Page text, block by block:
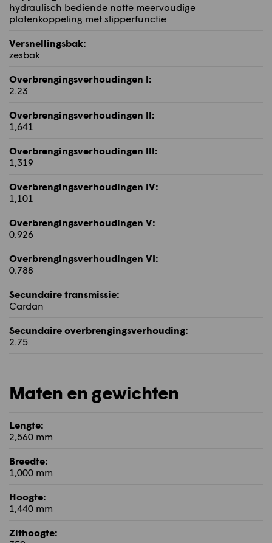
hydraulisch bediende natte meervoudige
platenkoppeling met slipperfunctie
Versnellingsbak:
zesbak
Overbrengingsverhoudingen I:
2.23
Overbrengingsverhoudingen II:
1,641
Overbrengingsverhoudingen III:
1,319
Overbrengingsverhoudingen IV:
1,101
Overbrengingsverhoudingen V:
0.926
Overbrengingsverhoudingen VI:
0.788
Secundaire transmissie:
Cardan
Secundaire overbrengingsverhouding:
2.75
Maten en gewichten
Lengte:
2,560 mm
Breedte:
1,000 mm
Hoogte:
1,440 mm
Zithoogte: